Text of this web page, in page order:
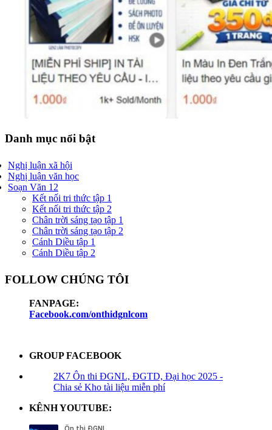
Danh mục nổi bật
Nghị luận xã hội
Nghị luận văn học
Soạn Văn 12
Kết nối tri thức tập 1
Kết nối tri thức tập 2
Chân trời sáng tạo tập 1
Chân trời sáng tạo tập 2
Cánh Diều tập 1
Cánh Diều tập 2
FOLLOW CHÚNG TÔI
FANPAGE:
Facebook.com/onthidgnlcom
GROUP FACEBOOK
2K7 Ôn thi ĐGNL, ĐGTD, Đại học 2025 -
Chia sẻ Kho tài liệu miễn phí
KÊNH YOUTUBE: